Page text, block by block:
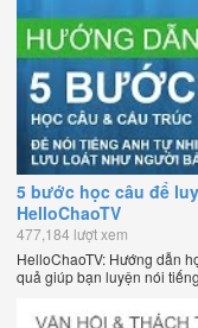
5 bước học câu để
HelloChaoTV
477,184 lượt xem
HelloChaoTV: Hướng dẫn
quả giúp bạn luyện nói
Phạm Việt Thắng, đồng
Anh trực tuyến chặt chẽ